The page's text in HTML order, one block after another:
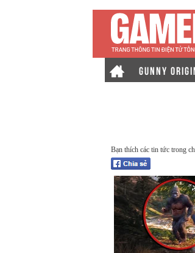
GUNNY
Bạn thích các tin tức trong